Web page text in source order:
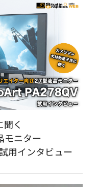
く
モニター
用インタビュー